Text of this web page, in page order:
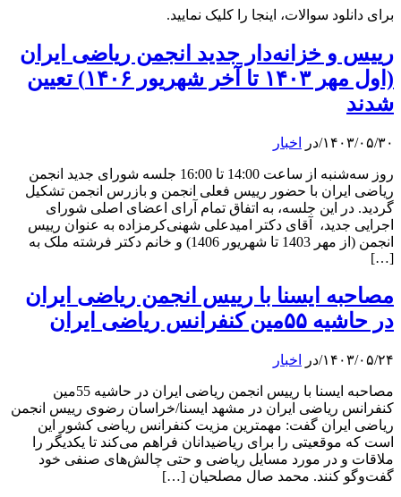
برای دانلود سوالات، اینجا را کلیک نمایید.
رییس و خزانه‌دار جدید انجمن ریاضی ایران
(اول مهر ۱۴۰۳ تا آخر شهریور ۱۴۰۶) تعیین
شدند
۱۴۰۳/۰۵/۳۰/در اخبار
روز سه‌شنبه از ساعت 14:00 تا 16:00 جلسه شورای جدید انجمن
ریاضی ایران با حضور رییس فعلی انجمن و بازرس انجمن تشکیل
گردید. در این جلسه، به اتفاق تمام آرای اعضای اصلی شورای
اجرایی جدید، آقای دکتر امیدعلی شهنی‌کرمزاده به عنوان رییس
انجمن (از مهر 1403 تا شهریور 1406) و خانم دکتر فرشته ملک به
[…]
مصاحبه ایسنا با رییس انجمن ریاضی ایران
در حاشیه ۵۵مین کنفرانس ریاضی ایران
۱۴۰۳/۰۵/۲۴/در اخبار
مصاحبه ایسنا با رییس انجمن ریاضی ایران در حاشیه 55مین
کنفرانس ریاضی ایران در مشهد ایسنا/خراسان رضوی رییس انجمن
ریاضی ایران گفت: مهمترین مزیت کنفرانس ریاضی کشور این
است که موقعیتی را برای ریاضیدانان فراهم می‌کند تا یکدیگر را
ملاقات و در مورد مسایل ریاضی و حتی چالش‌های صنفی خود
گفت‌وگو کنند. محمد صال مصلحیان […]